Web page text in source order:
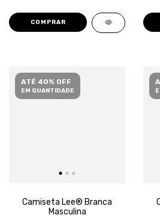
COMPRAR
ATÉ 40% OFF
EM QUANTIDADE
Camiseta Lee® Branca
Masculina